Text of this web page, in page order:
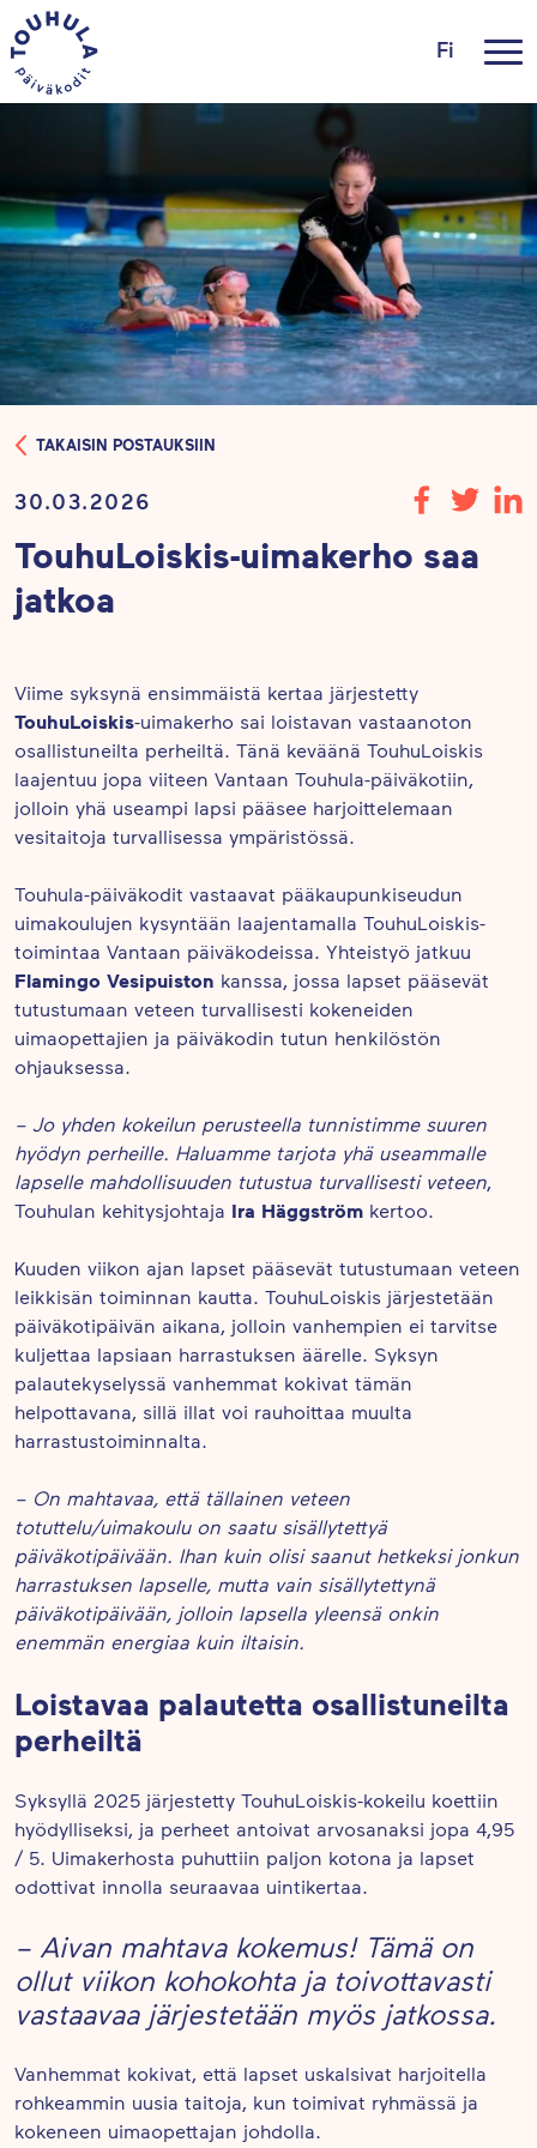
Fi
TAKAISIN POSTAUKSIIN
30.03.2026
TouhuLoiskis-uimakerho saa
jatkoa
Viime syksynä ensimmäistä kertaa järjestetty
TouhuLoiskis-uimakerho sai loistavan vastaanoton
osallistuneilta perheiltä. Tänä keväänä TouhuLoiskis
laajentuu jopa viiteen Vantaan Touhula-päiväkotiin,
jolloin yhä useampi lapsi pääsee harjoittelemaan
vesitaitoja turvallisessa ympäristössä.
Touhula-päiväkodit vastaavat pääkaupunkiseudun
uimakoulujen kysyntään laajentamalla TouhuLoiskis-
toimintaa Vantaan päiväkodeissa. Yhteistyö jatkuu
Flamingo Vesipuiston kanssa, jossa lapset pääsevät
tutustumaan veteen turvallisesti kokeneiden
uimaopettajien ja päiväkodin tutun henkilöstön
ohjauksessa.
– Jo yhden kokeilun perusteella tunnistimme suuren
hyödyn perheille. Haluamme tarjota yhä useammalle
lapselle mahdollisuuden tutustua turvallisesti veteen,
Touhulan kehitysjohtaja Ira Häggström kertoo.
Kuuden viikon ajan lapset pääsevät tutustumaan veteen
leikkisän toiminnan kautta. TouhuLoiskis järjestetään
päiväkotipäivän aikana, jolloin vanhempien ei tarvitse
kuljettaa lapsiaan harrastuksen äärelle. Syksyn
palautekyselyssä vanhemmat kokivat tämän
helpottavana, sillä illat voi rauhoittaa muulta
harrastustoiminnalta.
– On mahtavaa, että tällainen veteen
totuttelu/uimakoulu on saatu sisällytettyä
päiväkotipäivään. Ihan kuin olisi saanut hetkeksi jonkun
harrastuksen lapselle, mutta vain sisällytettynä
päiväkotipäivään, jolloin lapsella yleensä onkin
enemmän energiaa kuin iltaisin.
Loistavaa palautetta osallistuneilta
perheiltä
Syksyllä 2025 järjestetty TouhuLoiskis-kokeilu koettiin
hyödylliseksi, ja perheet antoivat arvosanaksi jopa 4,95
/ 5. Uimakerhosta puhuttiin paljon kotona ja lapset
odottivat innolla seuraavaa uintikertaa.
– Aivan mahtava kokemus! Tämä on
ollut viikon kohokohta ja toivottavasti
vastaavaa järjestetään myös jatkossa.
Vanhemmat kokivat, että lapset uskalsivat harjoitella
rohkeammin uusia taitoja, kun toimivat ryhmässä ja
kokeneen uimaopettajan johdolla.